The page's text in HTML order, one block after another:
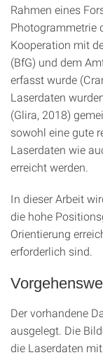
Rahmen eines
Photogrammetrie
Kooperation mit
(BfG) und dem
erfasst wurde
Laserdaten
(Glira, 2018)
sowohl eine gute
Laserdaten wie
erreicht werden.
In dieser Arbeit
die hohe
Orientierung
erforderlich sind.
Der vorhandene
ausgelegt. Die
die Laserdaten